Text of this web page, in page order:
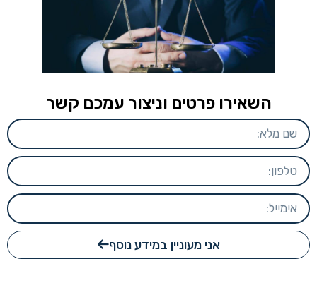
השאירו פרטים וניצור עמכם קשר
אני מעוניין במידע נוסף